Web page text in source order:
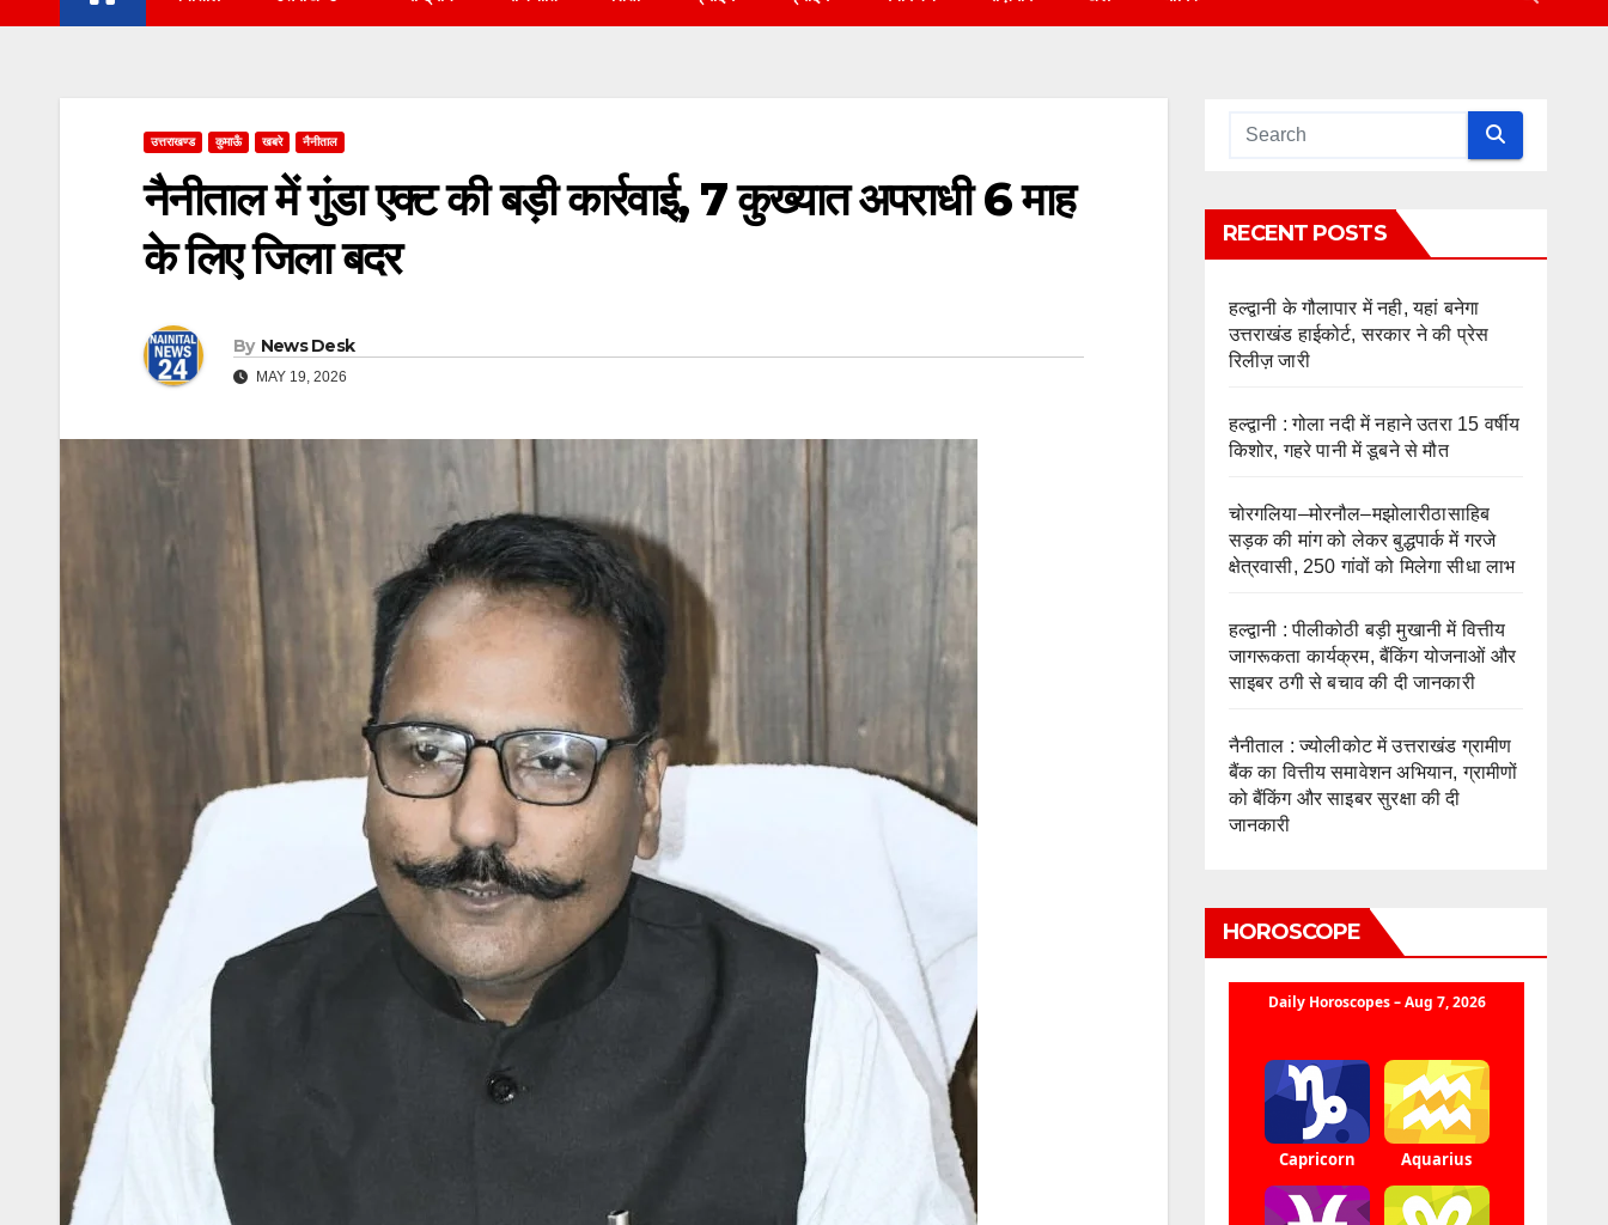
उत्तराखण्ड कुमाऊँ खबरे नैनीताल
नैनीताल में गुंडा एक्ट की बड़ी कार्रवाई, 7 कुख्यात अपराधी 6 माह
के लिए जिला बदर
By News Desk
MAY 19, 2026
RECENT POSTS
हल्द्वानी के गौलापार में नही, यहां बनेगा
उत्तराखंड हाईकोर्ट, सरकार ने की प्रेस
रिलीज़ जारी
हल्द्वानी : गोला नदी में नहाने उतरा 15 वर्षीय
किशोर, गहरे पानी में डूबने से मौत
चोरगलिया–मोरनौल–मझोलारीठासाहिब
सड़क की मांग को लेकर बुद्धपार्क में गरजे
क्षेत्रवासी, 250 गांवों को मिलेगा सीधा लाभ
हल्द्वानी : पीलीकोठी बड़ी मुखानी में वित्तीय
जागरूकता कार्यक्रम, बैंकिंग योजनाओं और
साइबर ठगी से बचाव की दी जानकारी
नैनीताल : ज्योलीकोट में उत्तराखंड ग्रामीण
बैंक का वित्तीय समावेशन अभियान, ग्रामीणों
को बैंकिंग और साइबर सुरक्षा की दी
जानकारी
HOROSCOPE